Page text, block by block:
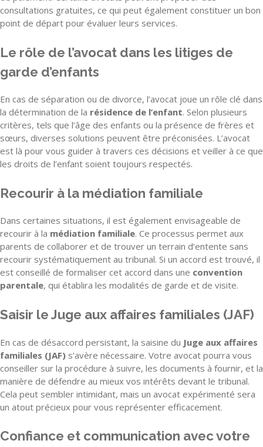
consultations gratuites, ce qui peut également constituer un bon
point de départ pour évaluer leurs services.
Le rôle de l’avocat dans les litiges de
garde d’enfants
En cas de séparation ou de divorce, l’avocat joue un rôle clé dans
la détermination de la résidence de l’enfant. Selon plusieurs
critères, tels que l’âge des enfants ou la présence de frères et
sœurs, diverses solutions peuvent être préconisées. L’avocat
est là pour vous guider à travers ces décisions et veiller à ce que
les droits de l’enfant soient toujours respectés.
Recourir à la médiation familiale
Dans certaines situations, il est également envisageable de
recourir à la médiation familiale. Ce processus permet aux
parents de collaborer et de trouver un terrain d’entente sans
recourir systématiquement au tribunal. Si un accord est trouvé, il
est conseillé de formaliser cet accord dans une convention
parentale, qui établira les modalités de garde et de visite.
Saisir le Juge aux affaires familiales (JAF)
En cas de désaccord persistant, la saisine du Juge aux affaires
familiales (JAF) s’avère nécessaire. Votre avocat pourra vous
conseiller sur la procédure à suivre, les documents à fournir, et la
manière de défendre au mieux vos intérêts devant le tribunal.
Cela peut sembler intimidant, mais un avocat expérimenté sera
un atout précieux pour vous représenter efficacement.
Confiance et communication avec votre